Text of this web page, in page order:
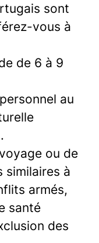
sont
vous à
de 6 à 9
au
ou de
similaires à
armés,
santé
des